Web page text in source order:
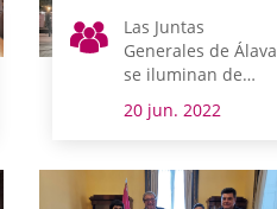
Las Juntas
Generales de Álava
se iluminan de
Mundial de la ELA
20 jun. 2022